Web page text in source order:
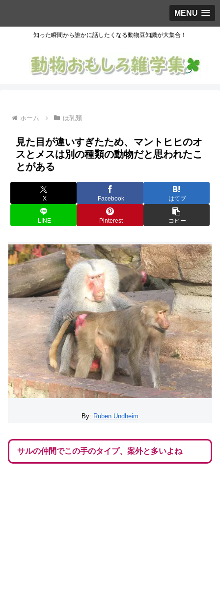
MENU
知った瞬間から誰かに話したくなる動物豆知識が大集合！
ホーム ほ乳類
見た目が違いすぎたため、マントヒヒのオ
スとメスは別の種類の動物だと思われたこ
とがある
X Facebook はてブ
LINE Pinterest コピー
By: Ruben Undheim
サルの仲間でこの手のタイプ、案外と多いよね